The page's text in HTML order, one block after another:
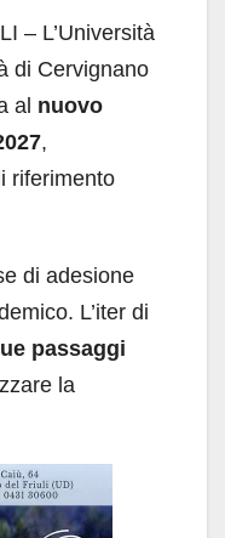
– L’Università
di Cervignano
al nuovo
,
riferimento
di adesione
L’iter di
passaggi
la